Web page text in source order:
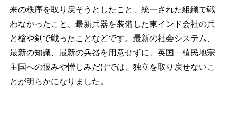
来の秩序を取り戻そうとしたこと、統一された組織で戦
わなかったこと、最新兵器を装備した東インド会社の兵
と槍や剣で戦ったことなどです。最新の社会システム、
最新の知識、最新の兵器を用意せずに、英国－植民地宗
主国への恨みや憎しみだけでは、独立を取り戻せないこ
とが明らかになりました。